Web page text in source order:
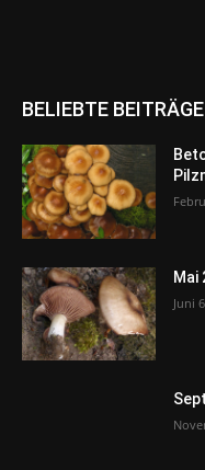
BELIEBTE BEITRÄGE
Mai
Juni